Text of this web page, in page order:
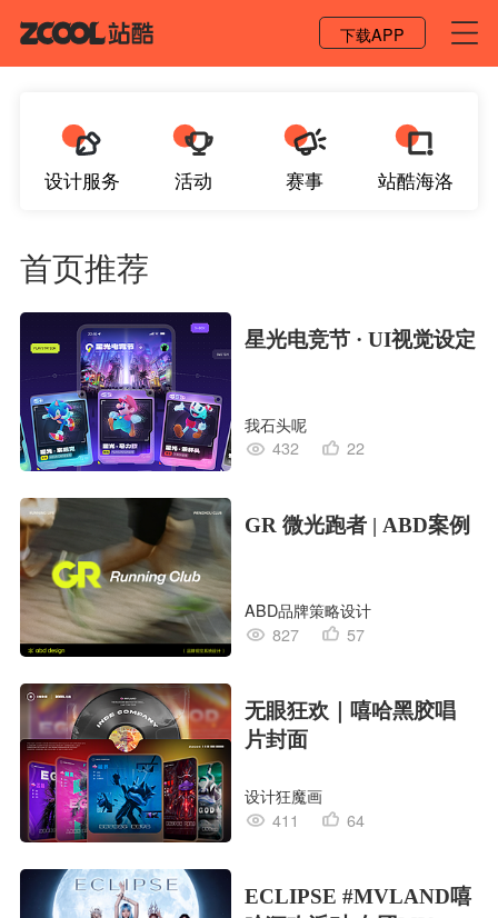
下载APP
设计服务 活动 赛事 站酷海洛
首页推荐
星光电竞节 · UI视觉设定
我石头呢
432
22
GR 微光跑者 | ABD案例
ABD品牌策略设计
827
57
无眼狂欢｜嘻哈黑胶唱
片封面
设计狂魔画
411
64
ECLIPSE #MVLAND嘻